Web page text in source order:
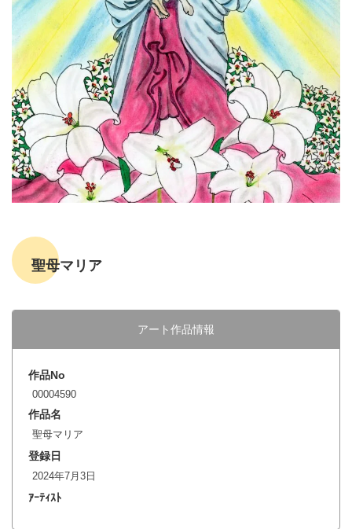
聖母マリア
アート作品情報
作品No
00004590
作品名
聖母マリア
登録日
2024年7月3日
ｱｰﾃｨｽﾄ